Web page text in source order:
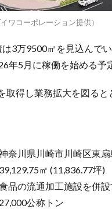
ワコーポレーション提供）
3万9500㎡を見込んで
年5月に稼働を始める予
取得し業務拡大を図る
崎市川崎区東扇
㎡ (11,836.77坪)
工施設を併設す
公称トン